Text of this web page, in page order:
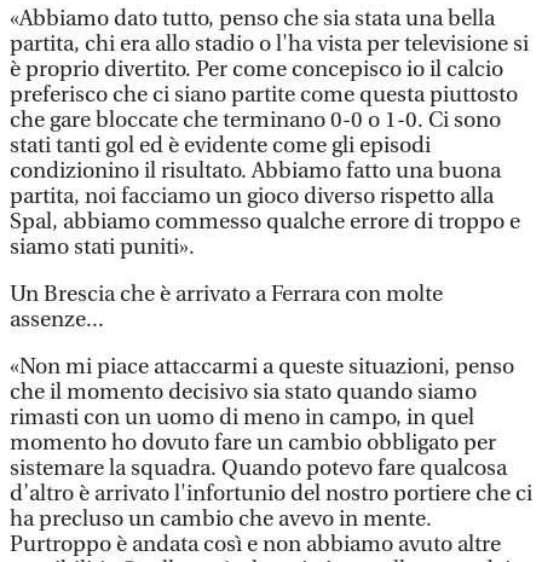
«Abbiamo dato tutto, penso che sia stata una bella
partita, chi era allo stadio o l'ha vista per televisione si
è proprio divertito. Per come concepisco io il calcio
preferisco che ci siano partite come questa piuttosto
che gare bloccate che terminano 0-0 o 1-0. Ci sono
stati tanti gol ed è evidente come gli episodi
condizionino il risultato. Abbiamo fatto una buona
partita, noi facciamo un gioco diverso rispetto alla
Spal, abbiamo commesso qualche errore di troppo e
siamo stati puniti».
Un Brescia che è arrivato a Ferrara con molte
assenze...
«Non mi piace attaccarmi a queste situazioni, penso
che il momento decisivo sia stato quando siamo
rimasti con un uomo di meno in campo, in quel
momento ho dovuto fare un cambio obbligato per
sistemare la squadra. Quando potevo fare qualcosa
d’altro è arrivato l'infortunio del nostro portiere che ci
ha precluso un cambio che avevo in mente.
Purtroppo è andata così e non abbiamo avuto altre